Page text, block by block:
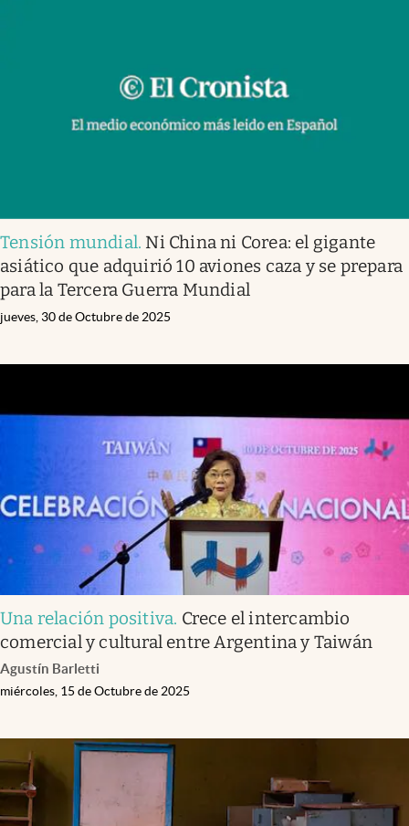
Tensión mundial. Ni China ni Corea: el gigante
asiático que adquirió 10 aviones caza y se prepara
para la Tercera Guerra Mundial
jueves, 30 de Octubre de 2025
Una relación positiva. Crece el intercambio
comercial y cultural entre Argentina y Taiwán
Agustín Barletti
miércoles, 15 de Octubre de 2025